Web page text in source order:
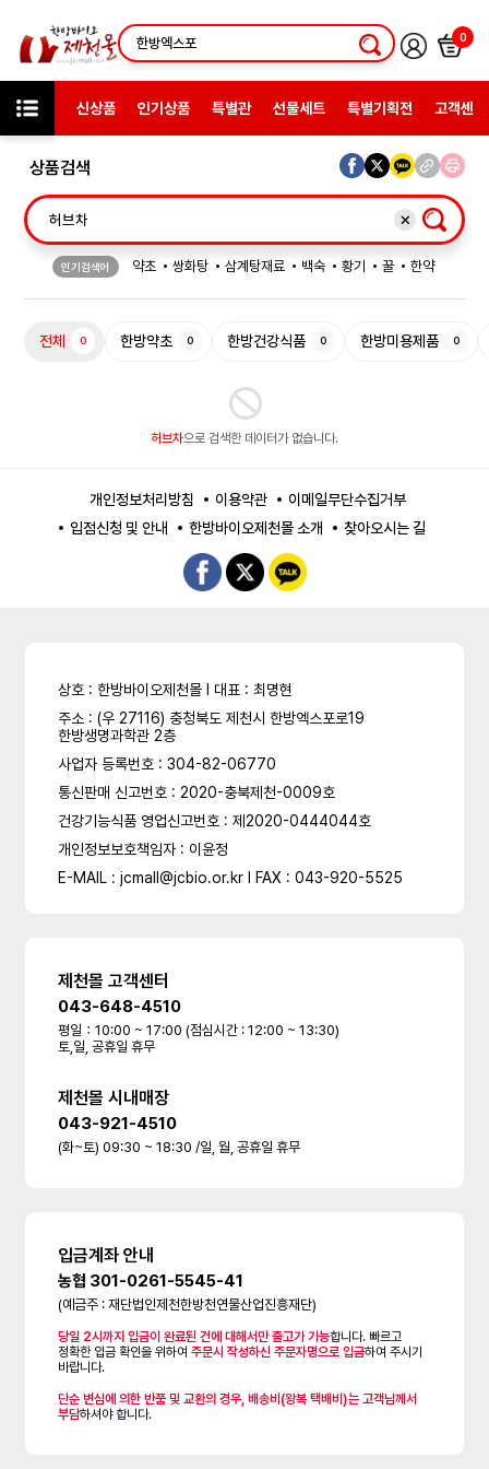
0
신상품 인기상품 특별관 선물세트 특별기획전 고객센터
상품검색
인기검색어 약초 쌍화탕 삼계탕재료 백숙 황기 꿀
한약
전체 0 한방약초 0 한방건강식품 0 한방미용제품 0
허브차으로 검색한 데이터가 없습니다.
개인정보처리방침 이용약관
이메일무단수집거부
입점신청 및 안내
한방바이오제천몰 소개 찾아오시는 길
상호 : 한방바이오제천몰 l 대표 : 최명현
주소 : (우 27116) 충청북도 제천시 한방엑스포로19
한방생명과학관 2층
사업자 등록번호 : 304-82-06770
통신판매 신고번호 : 2020-충북제천-0009호
건강기능식품 영업신고번호 : 제2020-0444044호
개인정보보호책임자 : 이윤정
E-MAIL : jcmall@jcbio.or.kr l FAX : 043-920-5525
제천몰 고객센터
043-648-4510
평일：10:00 ~ 17:00 (점심시간 : 12:00 ~ 13:30)
토,일, 공휴일 휴무
제천몰 시내매장
043-921-4510
(화~토) 09:30 ~ 18:30 /일, 월, 공휴일 휴무
입금계좌 안내
농협 301-0261-5545-41
(예금주 : 재단법인제천한방천연물산업진흥재단)
당일 2시까지 입금이 완료된 건에 대해서만 출고가 가능합니다. 빠르고
정확한 입금 확인을 위하여주문시 작성하신 주문자명으로 입금하여 주시기
바랍니다.
단순 변심에 의한 반품 및 교환의 경우, 배송비(왕복 택배비)는 고객님께서
부담하셔야 합니다.